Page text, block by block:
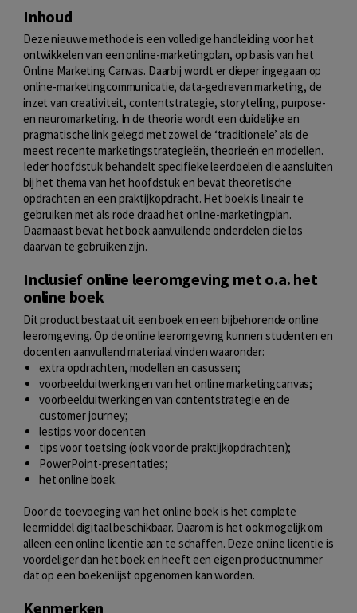
Inhoud
Deze nieuwe methode is een volledige handleiding voor het
ontwikkelen van een online-marketingplan, op basis van het
Online Marketing Canvas. Daarbij wordt er dieper ingegaan op
online-marketingcommunicatie, data-gedreven marketing, de
inzet van creativiteit, contentstrategie, storytelling, purpose-
en neuromarketing. In de theorie wordt een duidelijke en
pragmatische link gelegd met zowel de ‘traditionele’ als de
meest recente marketingstrategieën, theorieën en modellen.
Ieder hoofdstuk behandelt specifieke leerdoelen die aansluiten
bij het thema van het hoofdstuk en bevat theoretische
opdrachten en een praktijkopdracht. Het boek is lineair te
gebruiken met als rode draad het online-marketingplan.
Daarnaast bevat het boek aanvullende onderdelen die los
daarvan te gebruiken zijn.
Inclusief online leeromgeving met o.a. het
online boek
Dit product bestaat uit een boek en een bijbehorende online
leeromgeving. Op de online leeromgeving kunnen studenten en
docenten aanvullend materiaal vinden waaronder:
extra opdrachten, modellen en casussen;
voorbeelduitwerkingen van het online marketingcanvas;
voorbeelduitwerkingen van contentstrategie en de
customer journey;
lestips voor docenten
tips voor toetsing (ook voor de praktijkopdrachten);
PowerPoint-presentaties;
het online boek.
Door de toevoeging van het online boek is het complete
leermiddel digitaal beschikbaar. Daarom is het ook mogelijk om
alleen een online licentie aan te schaffen. Deze online licentie is
voordeliger dan het boek en heeft een eigen productnummer
dat op een boekenlijst opgenomen kan worden.
Kenmerken